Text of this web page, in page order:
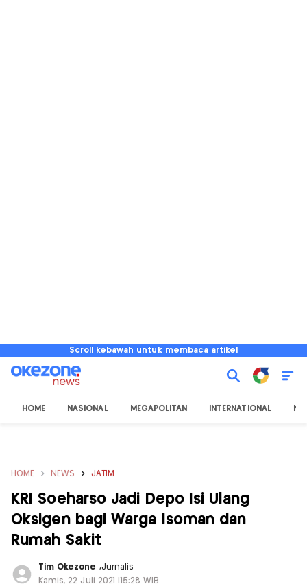
Scroll kebawah untuk membaca artikel
HOME NASIONAL MEGAPOLITAN INTERNATIONAL
HOME NEWS JATIM
KRI Soeharso Jadi Depo Isi Ulang
Oksigen bagi Warga Isoman dan
Rumah Sakit
Tim Okezone ,Jurnalis
Kamis, 22 Juli 2021 |15:28 WIB